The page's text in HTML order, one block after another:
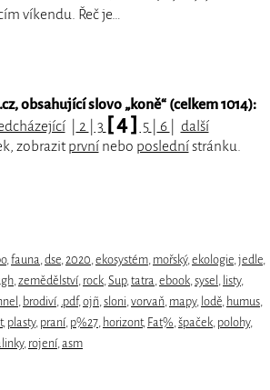
víkendu. Řeč je…
obsahující slovo „koně“ (celkem 1014):
| 2 3 [ 4 ] 5 6
další
zobrazitprvnínebo poslednístránku.
, fauna dse 2020 ekosystém mořský, ekologie jedle
zemědělství, rock Sup, tatra ebook sysel listy,
brodiví, .pdf, ojñ sloni vorvaň mapy, lodě humus
, plasty, praní, p%27 horizont, Fat% špaček polohy,
, rojení, asm